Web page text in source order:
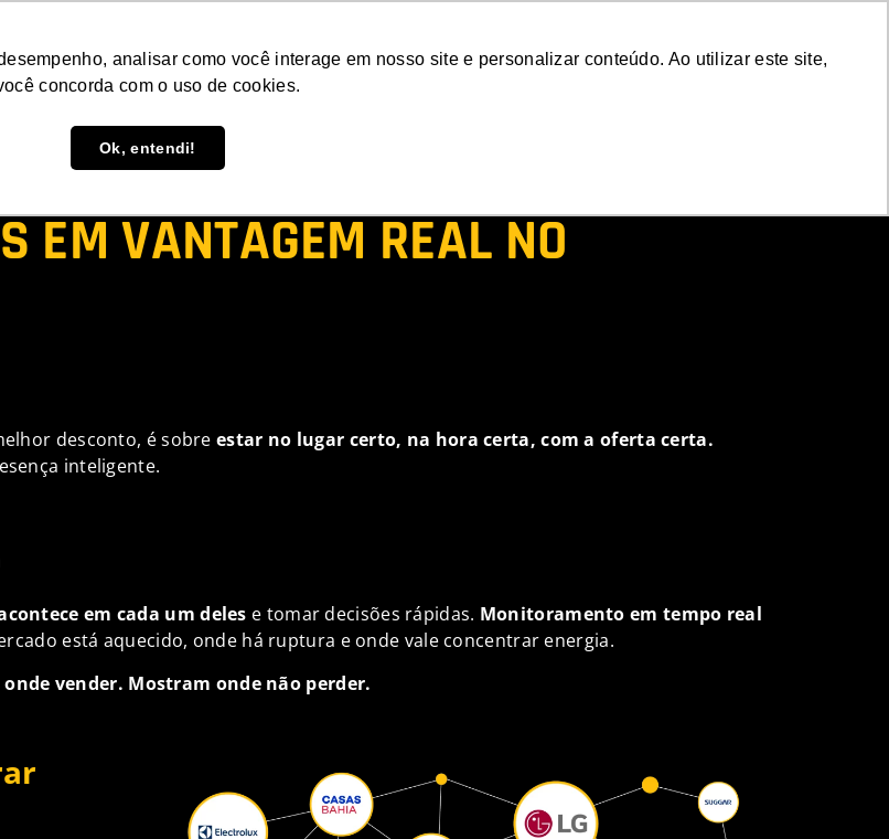
analisar como você interage em nosso site e personalizar conteúdo. Ao utilizar este site,
concorda com o uso de cookies.
Ok, entendi!
Consultoria Agende uma demonstração Login
A
EM VANTAGEM REAL NO
desconto, é sobreestar no lugar certo, na hora certa, com a oferta certa.
inteligente.
em cada um deles e tomar decisões rápidas. Monitoramento em tempo real
está aquecido, onde há ruptura e onde vale concentrar energia.
vender. Mostram onde não perder.